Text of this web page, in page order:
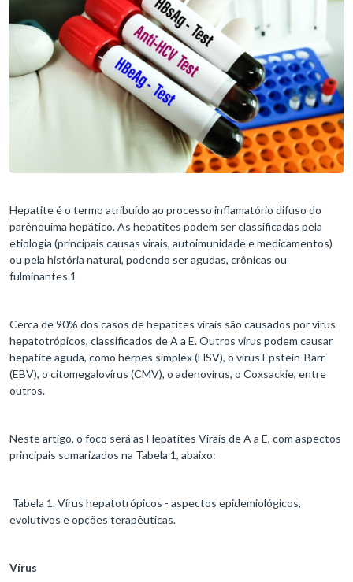
Hepatite é o termo atribuído ao processo inflamatório difuso do
parênquima hepático. As hepatites podem ser classificadas pela
etiologia (principais causas virais, autoimunidade e medicamentos)
ou pela história natural, podendo ser agudas, crônicas ou
fulminantes.1
Cerca de 90% dos casos de hepatites virais são causados por vírus
hepatotrópicos, classificados de A a E. Outros vírus podem causar
hepatite aguda, como herpes simplex (HSV), o vírus Epstein-Barr
(EBV), o citomegalovírus (CMV), o adenovírus, o Coxsackie, entre
outros.
Neste artigo, o foco será as Hepatites Virais de A a E, com aspectos
principais sumarizados na Tabela 1, abaixo:
Tabela 1. Vírus hepatotrópicos - aspectos epidemiológicos,
evolutivos e opções terapêuticas.
Vírus